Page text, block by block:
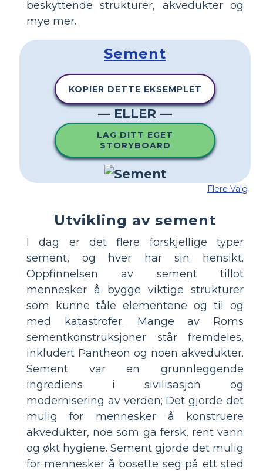
beskyttende strukturer, akvedukter og
mye mer.
Sement
KOPIER DETTE EKSEMPLET
— ELLER —
LAG DITT EGET
STORYBOARD
Flere Valg
Utvikling av sement
I dag er det flere forskjellige typer
sement, og hver har sin hensikt.
Oppfinnelsen av sement tillot
mennesker å bygge viktige strukturer
som kunne tåle elementene og til og
med katastrofer. Mange av Roms
sementkonstruksjoner står fremdeles,
inkludert Pantheon og noen akvedukter.
Sement var en grunnleggende
ingrediens i sivilisasjon og
modernisering av verden; Det gjorde det
mulig for mennesker å konstruere
akvedukter, noe som ga fersk, rent vann
og økt hygiene. Sement gjorde det mulig
for mennesker å bosette seg på ett sted